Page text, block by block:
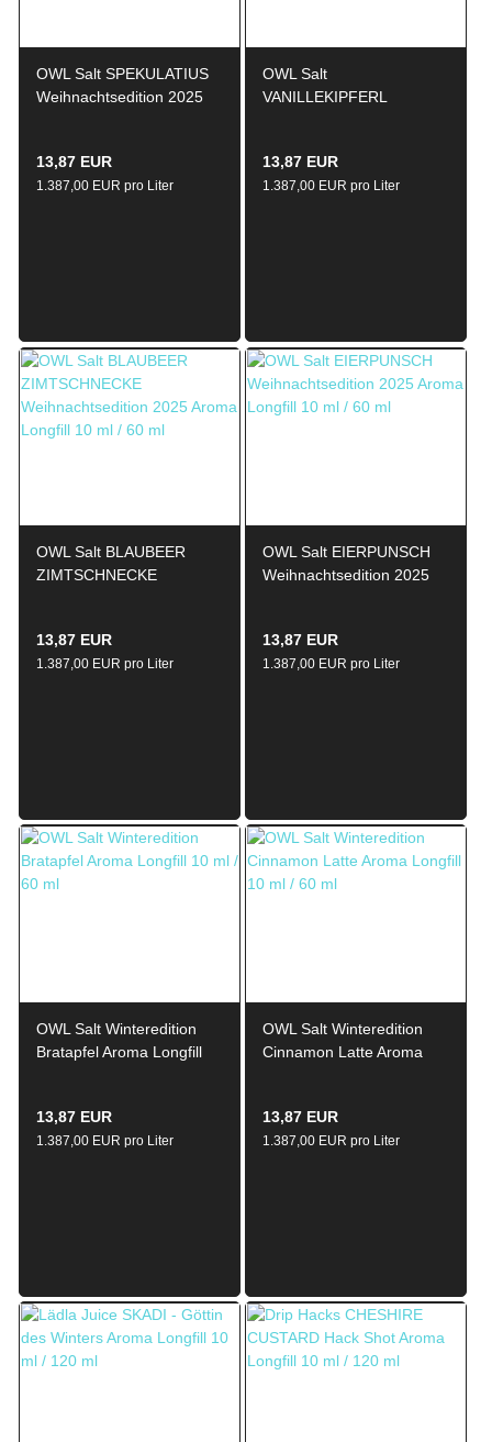
OWL Salt SPEKULATIUS
Weihnachtsedition 2025
13,87 EUR
1.387,00 EUR pro Liter
OWL Salt
VANILLEKIPFERL
13,87 EUR
1.387,00 EUR pro Liter
OWL Salt BLAUBEER
ZIMTSCHNECKE
13,87 EUR
1.387,00 EUR pro Liter
OWL Salt EIERPUNSCH
Weihnachtsedition 2025
13,87 EUR
1.387,00 EUR pro Liter
OWL Salt Winteredition
Bratapfel Aroma Longfill
13,87 EUR
1.387,00 EUR pro Liter
OWL Salt Winteredition
Cinnamon Latte Aroma
13,87 EUR
1.387,00 EUR pro Liter